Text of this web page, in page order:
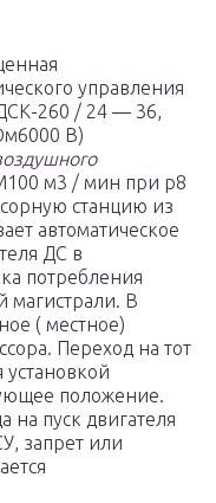
управления
260 / 24 — 36,
В)
м3 / мин при р8
станцию из
автоматическое
ДС в
потребления
магистрали. В
( местное)
Переход на тот
положение.
пуск двигателя
запрет или